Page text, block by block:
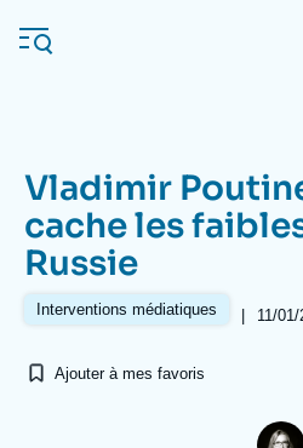
au
contenu
Navigation
principale
L'Ifri
À propos de l'Ifri
Vladimir
cache les
Russie
Interventions médiatiques | 11/
Ajouter à mes favoris